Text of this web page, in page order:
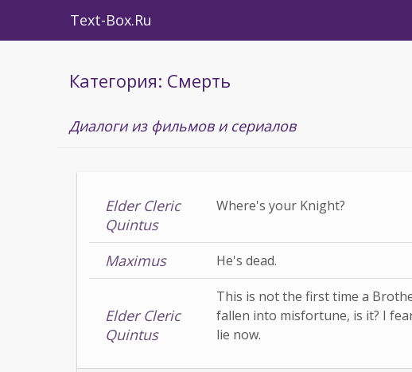
Text-Box.Ru
Категория: Смерть
Диалоги из фильмов и сериалов
Elder Cleric
Quintus
Where's your Knight?
Maximus He's dead.
Elder Cleric
Quintus
This is not the first time a
fallen into misfortune, is it? I
lie now.